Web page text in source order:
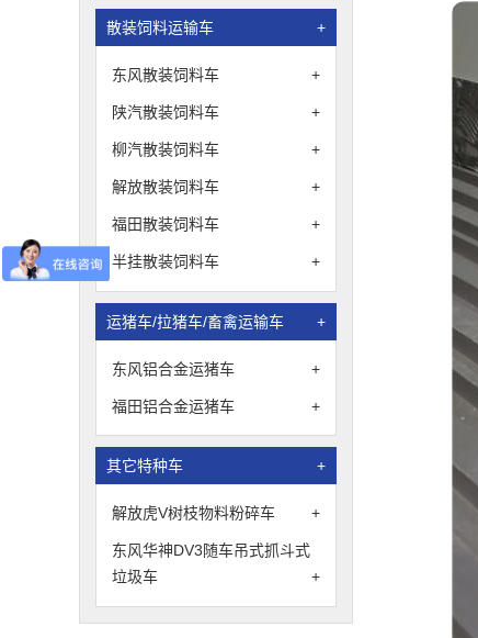
散装饲料运输车 +
东风散装饲料车 +
陕汽散装饲料车 +
柳汽散装饲料车 +
解放散装饲料车 +
福田散装饲料车 +
半挂散装饲料车 +
运猪车/拉猪车/畜禽运输车 +
东风铝合金运猪车 +
福田铝合金运猪车 +
其它特种车 +
解放虎V树枝物料粉碎车 +
东风华神DV3随车吊式抓斗式
垃圾车
+